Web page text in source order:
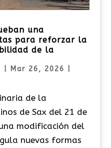
una
para reforzar la
de la
Mar 26, 2026
de la
de Sax del 21 de
modificación del
nuevas formas